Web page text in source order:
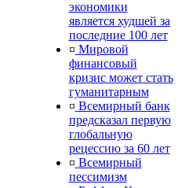
экономики
является худшей за
последние 100 лет
¤ Мировой
финансовый
кризис может стать
гуманитарным
¤ Всемирный банк
предсказал первую
глобальную
рецессию за 60 лет
¤ Всемирный
пессимизм